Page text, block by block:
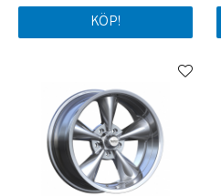
KÖP!